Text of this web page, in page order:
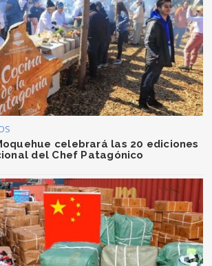
celebrará las 20 ediciones
del Chef Patagónico